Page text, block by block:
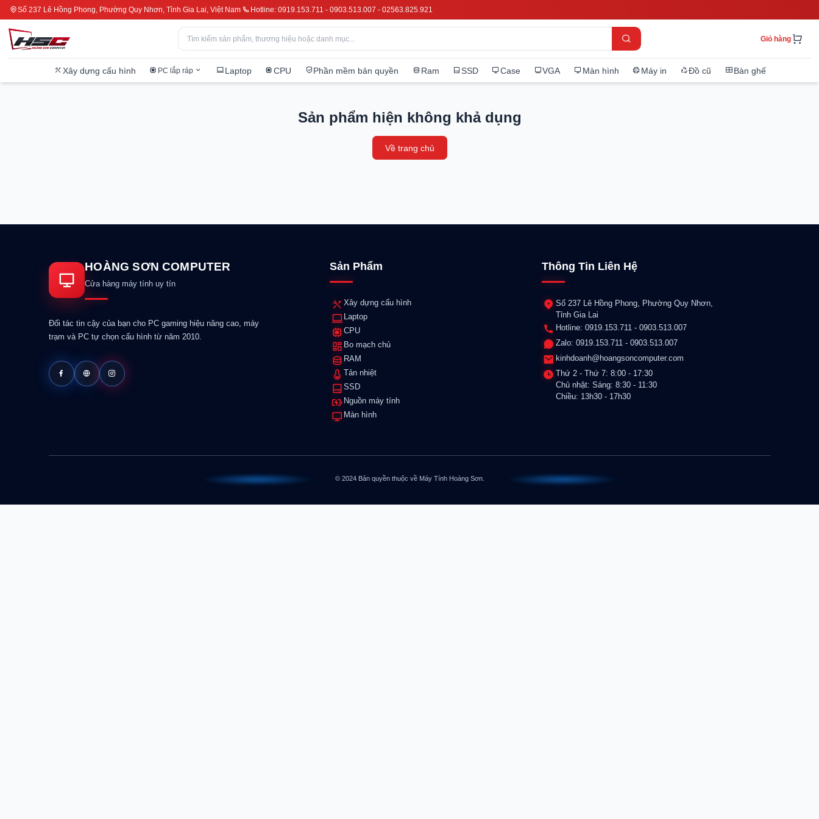
Số 237 Lê Hồng Phong, Phường Quy Nhơn, Tỉnh Gia Lai, Việt Nam Hotline: 0919.153.711 - 0903.513.007 - 02563.825.921
Giỏ hàng
Xây dựng cấu hình PC lắp ráp Laptop CPU Phần mềm bản quyền Ram SSD Case VGA Màn hình Máy in Đồ cũ Bàn ghế
Sản phẩm hiện không khả dụng
Về trang chủ
HOÀNG SƠN COMPUTER
Cửa hàng máy tính uy tín
Đối tác tin cậy của bạn cho PC gaming hiệu năng cao, máy
trạm và PC tự chọn cấu hình từ năm 2010.
Sản Phẩm
Xây dựng cấu hình
Laptop
CPU
Bo mạch chủ
RAM
Tản nhiệt
SSD
Nguồn máy tính
Màn hình
Thông Tin Liên Hệ
Số 237 Lê Hồng Phong, Phường Quy Nhơn,
Tỉnh Gia Lai
Hotline: 0919.153.711 - 0903.513.007
Zalo: 0919.153.711 - 0903.513.007
kinhdoanh@hoangsoncomputer.com
Thứ 2 - Thứ 7: 8:00 - 17:30
Chủ nhật: Sáng: 8:30 - 11:30
Chiều: 13h30 - 17h30
© 2024 Bản quyền thuộc về Máy Tính Hoàng Sơn.